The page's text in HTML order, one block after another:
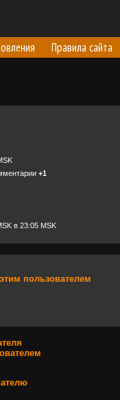
Правила сайта
+1
в 23:05 MSK
пользователем